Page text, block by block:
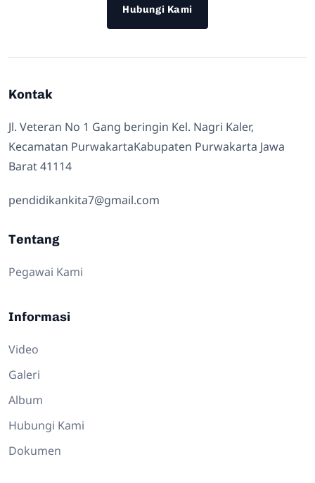
Hubungi Kami
Kontak
Jl. Veteran No 1 Gang beringin Kel. Nagri Kaler,
Kecamatan PurwakartaKabupaten Purwakarta Jawa
Barat 41114
pendidikankita7@gmail.com
Tentang
Pegawai Kami
Informasi
Video
Galeri
Album
Hubungi Kami
Dokumen